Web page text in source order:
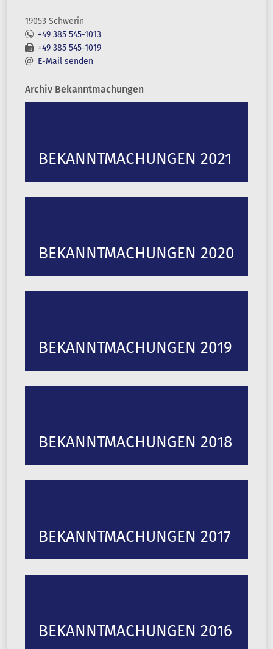
19053 Schwerin
+49 385 545-1013
+49 385 545-1019
E-Mail senden
Archiv Bekanntmachungen
BEKANNTMACHUNGEN 2021
BEKANNTMACHUNGEN 2020
BEKANNTMACHUNGEN 2019
BEKANNTMACHUNGEN 2018
BEKANNTMACHUNGEN 2017
BEKANNTMACHUNGEN 2016